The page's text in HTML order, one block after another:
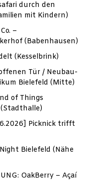
durch den
mit Kindern)
–
(Babenhausen)
(Kesselbrink)
Tür / Neubau-
Bielefeld (Mitte)
of Things
Picknick trifft
Bielefeld (Nähe
OakBerry – Açaí